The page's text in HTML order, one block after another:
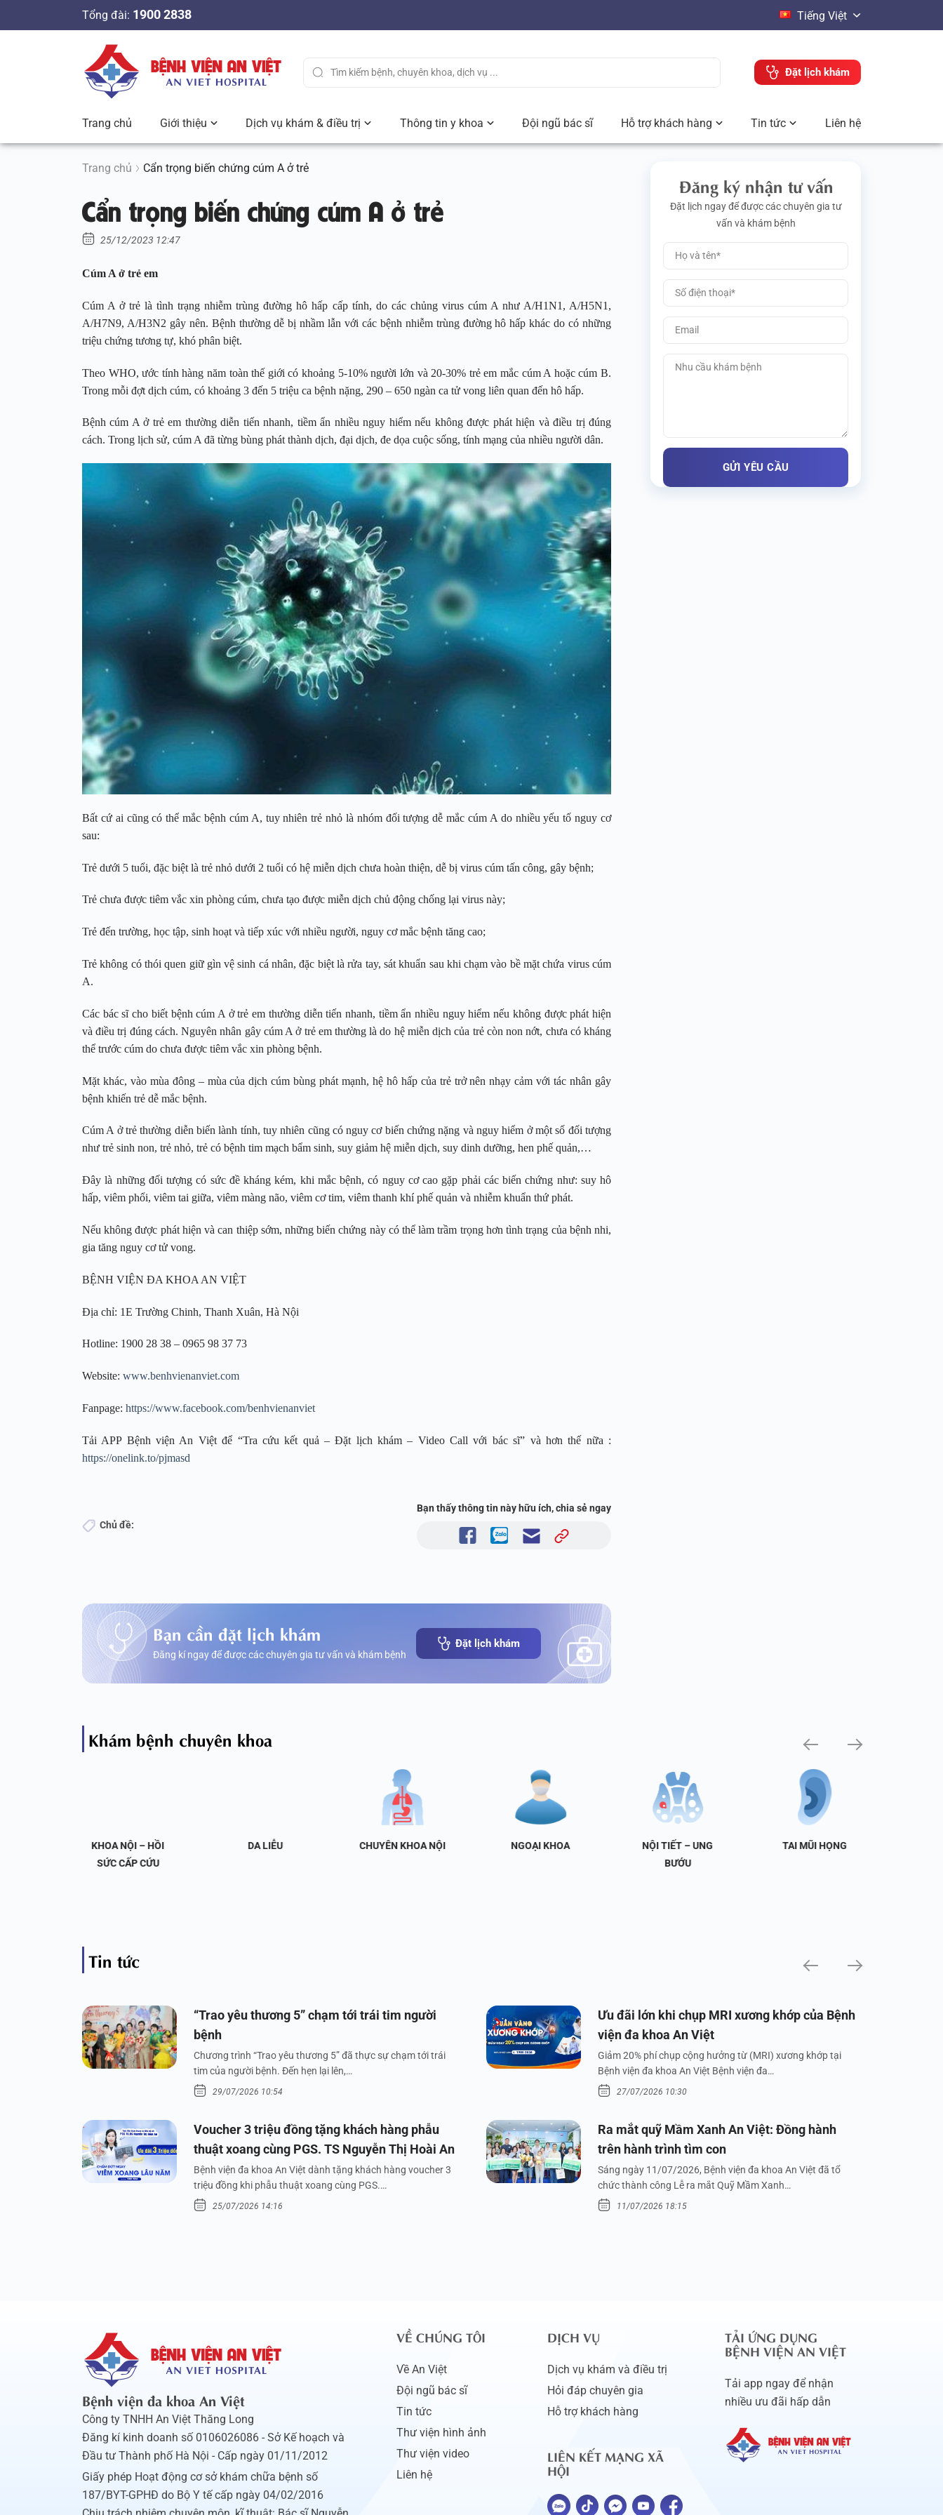
n
Tổng đài: 1900 2838 Tiếng Việt
Đặt lịch khám
Trang chủ Giới thiệu Dịch vụ khám & điều trị Thông tin y khoa Đội ngũ bác sĩ Hỗ trợ khách hàng Tin tức Liên hệ
Trang chủ Cẩn trọng biến chứng cúm A ở trẻ
Cẩn trọng biến chứng cúm A ở trẻ
25/12/2023 12:47
Cúm A ở trẻ em
Cúm A ở trẻ là tình trạng nhiễm trùng đường hô hấp cấp tính, do các chủng virus cúm A như A/H1N1, A/H5N1,
A/H7N9, A/H3N2 gây nên. Bệnh thường dễ bị nhầm lẫn với các bệnh nhiễm trùng đường hô hấp khác do có những
triệu chứng tương tự, khó phân biệt.
Theo WHO, ước tính hàng năm toàn thế giới có khoảng 5-10% người lớn và 20-30% trẻ em mắc cúm A hoặc cúm B.
Trong mỗi đợt dịch cúm, có khoảng 3 đến 5 triệu ca bệnh nặng, 290 – 650 ngàn ca tử vong liên quan đến hô hấp.
Bệnh cúm A ở trẻ em thường diễn tiến nhanh, tiềm ẩn nhiều nguy hiểm nếu không được phát hiện và điều trị đúng
cách. Trong lịch sử, cúm A đã từng bùng phát thành dịch, đại dịch, đe dọa cuộc sống, tính mạng của nhiều người dân.
Bất cứ ai cũng có thể mắc bệnh cúm A, tuy nhiên trẻ nhỏ là nhóm đối tượng dễ mắc cúm A do nhiều yếu tố nguy cơ
sau:
Trẻ dưới 5 tuổi, đặc biệt là trẻ nhỏ dưới 2 tuổi có hệ miễn dịch chưa hoàn thiện, dễ bị virus cúm tấn công, gây bệnh;
Trẻ chưa được tiêm vắc xin phòng cúm, chưa tạo được miễn dịch chủ động chống lại virus này;
Trẻ đến trường, học tập, sinh hoạt và tiếp xúc với nhiều người, nguy cơ mắc bệnh tăng cao;
Trẻ không có thói quen giữ gìn vệ sinh cá nhân, đặc biệt là rửa tay, sát khuẩn sau khi chạm vào bề mặt chứa virus cúm
A.
Các bác sĩ cho biết bệnh cúm A ở trẻ em thường diễn tiến nhanh, tiềm ẩn nhiều nguy hiểm nếu không được phát hiện
và điều trị đúng cách. Nguyên nhân gây cúm A ở trẻ em thường là do hệ miễn dịch của trẻ còn non nớt, chưa có kháng
thể trước cúm do chưa được tiêm vắc xin phòng bệnh.
Mặt khác, vào mùa đông – mùa của dịch cúm bùng phát mạnh, hệ hô hấp của trẻ trở nên nhạy cảm với tác nhân gây
bệnh khiến trẻ dễ mắc bệnh.
Cúm A ở trẻ thường diễn biến lành tính, tuy nhiên cũng có nguy cơ biến chứng nặng và nguy hiểm ở một số đối tượng
như trẻ sinh non, trẻ nhỏ, trẻ có bệnh tim mạch bẩm sinh, suy giảm hệ miễn dịch, suy dinh dưỡng, hen phế quản,…
Đây là những đối tượng có sức đề kháng kém, khi mắc bệnh, có nguy cơ cao gặp phải các biến chứng như: suy hô
hấp, viêm phổi, viêm tai giữa, viêm màng não, viêm cơ tim, viêm thanh khí phế quản và nhiễm khuẩn thứ phát.
Nếu không được phát hiện và can thiệp sớm, những biến chứng này có thể làm trầm trọng hơn tình trạng của bệnh nhi,
gia tăng nguy cơ tử vong.
BỆNH VIỆN ĐA KHOA AN VIỆT
Địa chỉ: 1E Trường Chinh, Thanh Xuân, Hà Nội
Hotline: 1900 28 38 – 0965 98 37 73
Website: www.benhvienanviet.com
Fanpage: https://www.facebook.com/benhvienanviet
Tải APP Bệnh viện An Việt để “Tra cứu kết quả – Đặt lịch khám – Video Call với bác sĩ” và hơn thế nữa :
https://onelink.to/pjmasd
Chủ đề:
Bạn thấy thông tin này hữu ích, chia sẻ ngay
Bạn cần đặt lịch khám
Đăng kí ngay để được các chuyên gia tư vấn và khám bệnh
Đặt lịch khám
Đăng ký nhận tư vấn
Đặt lịch ngay để được các chuyên gia tư
vấn và khám bệnh
Khám bệnh chuyên khoa
KHOA NỘI – HỒI
SỨC CẤP CỨU
DA LIỄU CHUYÊN KHOA NỘI NGOẠI KHOA
NỘI TIẾT – UNG
BƯỚU
TAI MŨI HỌNG
Tin tức
“Trao yêu thương 5” chạm tới trái tim người
bệnh
Chương trình “Trao yêu thương 5” đã thực sự chạm tới trái
tim của người bệnh. Đến hẹn lại lên,…
29/07/2026 10:54
Ưu đãi lớn khi chụp MRI xương khớp của Bệnh
viện đa khoa An Việt
Giảm 20% phí chụp cộng hưởng từ (MRI) xương khớp tại
Bệnh viện đa khoa An Việt Bệnh viện đa…
27/07/2026 10:30
Voucher 3 triệu đồng tặng khách hàng phẫu
thuật xoang cùng PGS. TS Nguyễn Thị Hoài An
Bệnh viện đa khoa An Việt dành tặng khách hàng voucher 3
triệu đồng khi phẫu thuật xoang cùng PGS.…
25/07/2026 14:16
Ra mắt quỹ Mầm Xanh An Việt: Đồng hành
trên hành trình tìm con
Sáng ngày 11/07/2026, Bệnh viện đa khoa An Việt đã tổ
chức thành công Lễ ra mắt Quỹ Mầm Xanh…
11/07/2026 18:15
Bệnh viện đa khoa An Việt
Công ty TNHH An Việt Thăng Long
Đăng kí kinh doanh số 0106026086 - Sở Kế hoạch và
Đầu tư Thành phố Hà Nội - Cấp ngày 01/11/2012
Giấy phép Hoạt động cơ sở khám chữa bệnh số
187/BYT-GPHĐ do Bộ Y tế cấp ngày 04/02/2016
VỀ CHÚNG TÔI
Về An Việt
Đội ngũ bác sĩ
Tin tức
Thư viện hình ảnh
Thư viện video
Liên hệ
DỊCH VỤ
Dịch vụ khám và điều trị
Hỏi đáp chuyên gia
Hỗ trợ khách hàng
LIÊN KẾT MẠNG XÃ
HỘI
TẢI ỨNG DỤNG
BỆNH VIỆN AN VIỆT
Tải app ngay để nhận
nhiều ưu đãi hấp dẫn